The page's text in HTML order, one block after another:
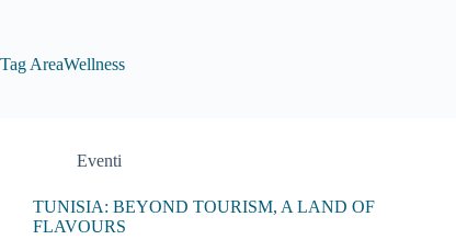
Tag AreaWellness
Eventi
TUNISIA: BEYOND TOURISM, A LAND OF
FLAVOURS